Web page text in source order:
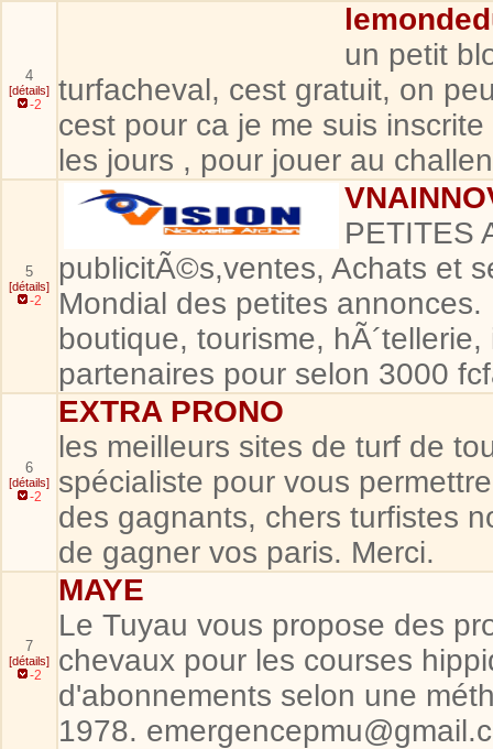
4
[détails]
-2
un petit
turfacheval, cest gratuit, on
cest pour ca je me suis
les jours , pour jouer au
5
[détails]
-2
PETITES
publicitÃ©s,ventes, Achats et
Mondial des petites
boutique, tourisme,
partenaires pour selon 3000
6
[détails]
-2
EXTRA PRONO
les meilleurs sites de turf de
spécialiste pour vous
des gagnants, chers turfistes
de gagner vos paris. Merci.
7
[détails]
-2
MAYE
Le Tuyau vous propose des
chevaux pour les courses
d'abonnements selon une
1978.